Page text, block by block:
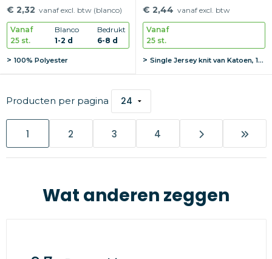
€ 2,32 vanaf excl. btw (blanco)
Vanaf
25 st.
Blanco
1-2 d
Bedrukt
6-8 d
100% Polyester
€ 2,44 vanaf excl. btw
Vanaf
25 st.
Single Jersey knit van Katoen, 160 g/m2
Producten per pagina
1 2 3 4
Wat anderen zeggen